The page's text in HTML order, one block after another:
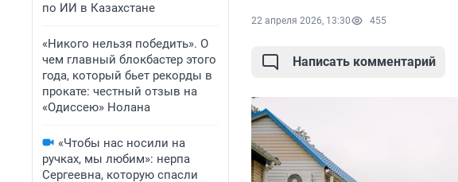
по ИИ в Казахстане
«Никого нельзя победить». О
чем главный блокбастер этого
года, который бьет рекорды в
прокате: честный отзыв на
«Одиссею» Нолана
«Чтобы нас носили на
ручках, мы любим»: нерпа
Сергеевна, которую спасли
22 апреля 2026, 13:30 455
Написать комментарий